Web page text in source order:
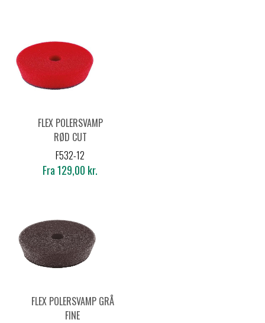
FLEX POLERSVAMP
RØD CUT
F532-12
Fra 129,00 kr.
FLEX POLERSVAMP GRÅ
FINE